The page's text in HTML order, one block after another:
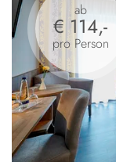
ab
€ 114,-
pro Person